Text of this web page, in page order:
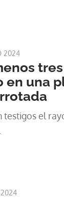
2024
en una
testigos el
2024